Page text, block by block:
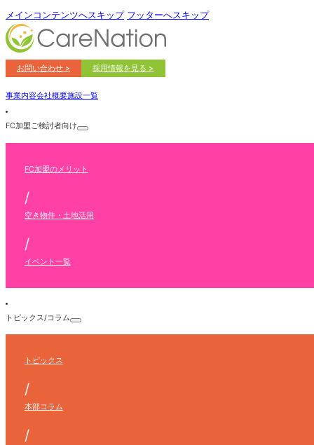
メインコンテンツへスキップ フッターへスキップ
お問い合わせ > 採用情報を見る >
事業内容会社概要施設一覧
FC加盟ご検討者向け
FC加盟のメリット
/
空き物件・土地活用
/
イベント一覧
トピックス/コラム
トピックス
/
本部コラム
/